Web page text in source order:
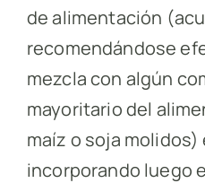
de alimentación
recomendándose
mezcla con algún
mayoritario del
maíz o soja molidos)
incorporando luego